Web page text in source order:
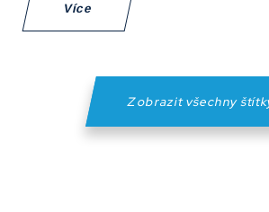
Více
Zobrazit všechny